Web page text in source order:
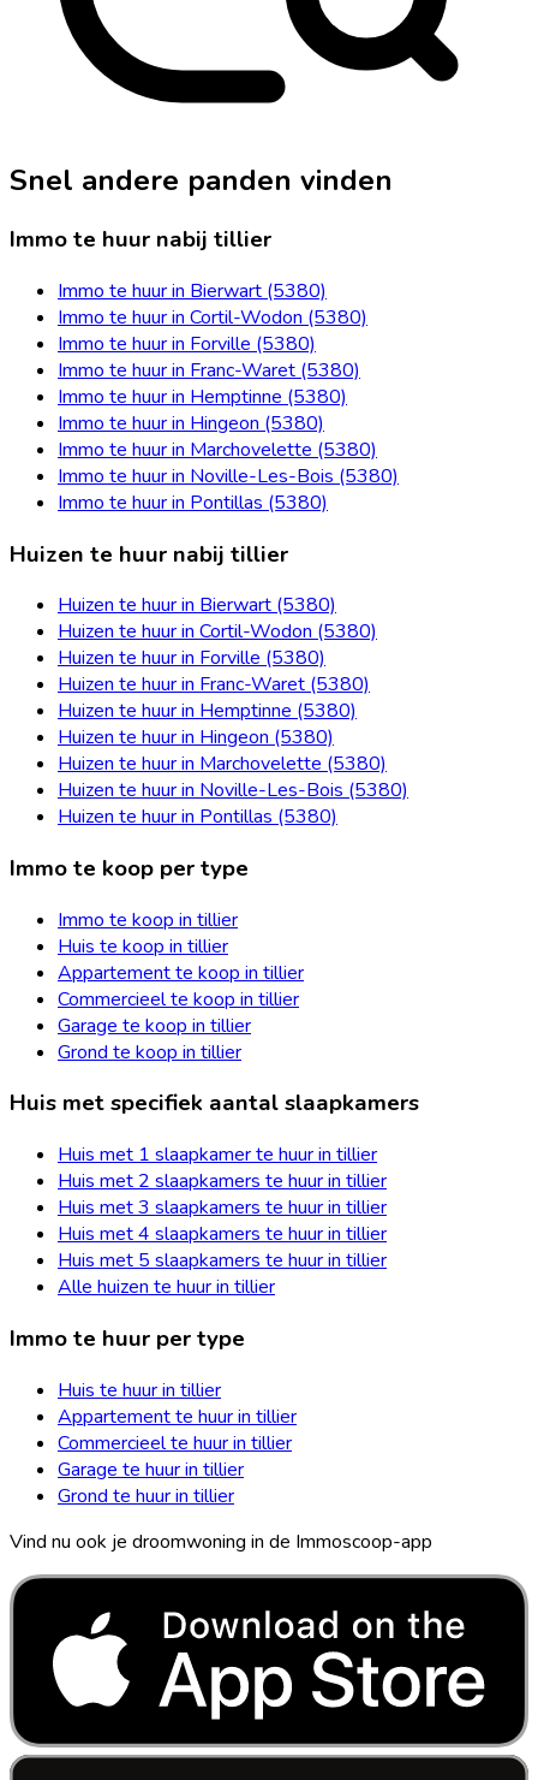
Snel andere panden vinden
Immo te huur nabij tillier
Immo te huur in Bierwart (5380)
Immo te huur in Cortil-Wodon (5380)
Immo te huur in Forville (5380)
Immo te huur in Franc-Waret (5380)
Immo te huur in Hemptinne (5380)
Immo te huur in Hingeon (5380)
Immo te huur in Marchovelette (5380)
Immo te huur in Noville-Les-Bois (5380)
Immo te huur in Pontillas (5380)
Huizen te huur nabij tillier
Huizen te huur in Bierwart (5380)
Huizen te huur in Cortil-Wodon (5380)
Huizen te huur in Forville (5380)
Huizen te huur in Franc-Waret (5380)
Huizen te huur in Hemptinne (5380)
Huizen te huur in Hingeon (5380)
Huizen te huur in Marchovelette (5380)
Huizen te huur in Noville-Les-Bois (5380)
Huizen te huur in Pontillas (5380)
Immo te koop per type
Immo te koop in tillier
Huis te koop in tillier
Appartement te koop in tillier
Commercieel te koop in tillier
Garage te koop in tillier
Grond te koop in tillier
Huis met specifiek aantal slaapkamers
Huis met 1 slaapkamer te huur in tillier
Huis met 2 slaapkamers te huur in tillier
Huis met 3 slaapkamers te huur in tillier
Huis met 4 slaapkamers te huur in tillier
Huis met 5 slaapkamers te huur in tillier
Alle huizen te huur in tillier
Immo te huur per type
Huis te huur in tillier
Appartement te huur in tillier
Commercieel te huur in tillier
Garage te huur in tillier
Grond te huur in tillier
Vind nu ook je droomwoning in de Immoscoop-app